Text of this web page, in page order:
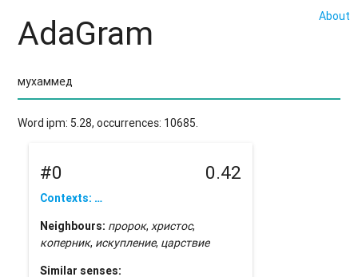
About
AdaGram
Word ipm: 5.28, occurrences: 10685.
#0 0.42
Contexts: …
Neighbours: пророк,христос,
коперник, искупление, царствие
Similar senses: